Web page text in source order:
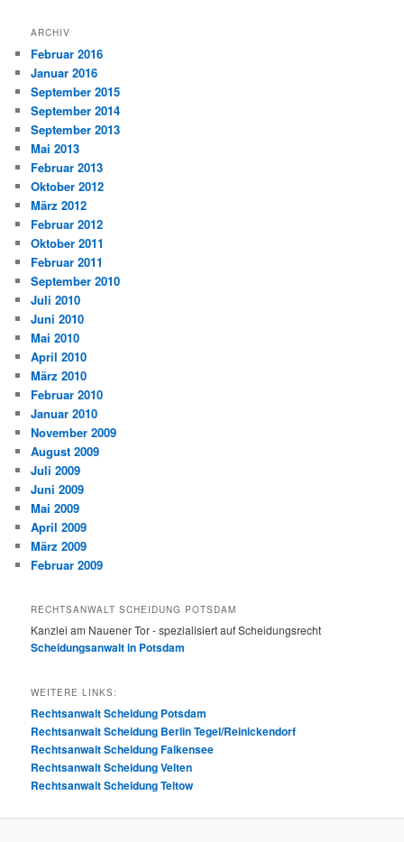
ARCHIV
Februar 2016
Januar 2016
September 2015
September 2014
September 2013
Mai 2013
Februar 2013
Oktober 2012
März 2012
Februar 2012
Oktober 2011
Februar 2011
September 2010
Juli 2010
Juni 2010
Mai 2010
April 2010
März 2010
Februar 2010
Januar 2010
November 2009
August 2009
Juli 2009
Juni 2009
Mai 2009
April 2009
März 2009
Februar 2009
RECHTSANWALT SCHEIDUNG POTSDAM
Kanzlei am Nauener Tor - spezialisiert auf Scheidungsrecht
Scheidungsanwalt in Potsdam
WEITERE LINKS:
Rechtsanwalt Scheidung Potsdam
Rechtsanwalt Scheidung Berlin Tegel/Reinickendorf
Rechtsanwalt Scheidung Falkensee
Rechtsanwalt Scheidung Velten
Rechtsanwalt Scheidung Teltow